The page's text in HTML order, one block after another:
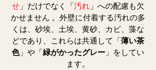
せ 」だけでなく「 汚れ 」への配慮も欠
かせません 。外壁に付着する汚れの多
くは、砂埃、土埃、黄砂、カビ、藻な
どであり、これらは共通して「 薄い茶
色」や「 緑がかったグレー 」をしてい
ます。